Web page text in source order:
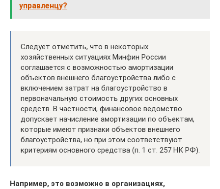
управленцу?
Следует отметить, что в некоторых
хозяйственных ситуациях Минфин России
соглашается с возможностью амортизации
объектов внешнего благоустройства либо с
включением затрат на благоустройство в
первоначальную стоимость других основных
средств. В частности, финансовое ведомство
допускает начисление амортизации по объектам,
которые имеют признаки объектов внешнего
благоустройства, но при этом соответствуют
критериям основного средства (п. 1 ст. 257 НК РФ).
Например, это возможно в организациях,